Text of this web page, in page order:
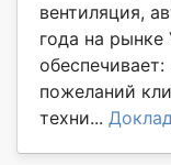
вентиляция,
года на
пожеланий
техни...